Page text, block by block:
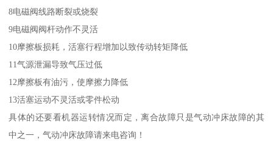
8电磁阀线路断裂或烧裂
9电磁阀阀杆动作不灵活
10摩擦板损耗，活塞行程增加以致传动转矩降低
11气源泄漏导致气压过低
12摩擦板有油污，使摩擦力降低
13活塞运动不灵活或零件松动
具体的还要看机器运转情况而定，离合故障只是气动冲床故障的其
中之一，气动冲床故障请来电咨询！